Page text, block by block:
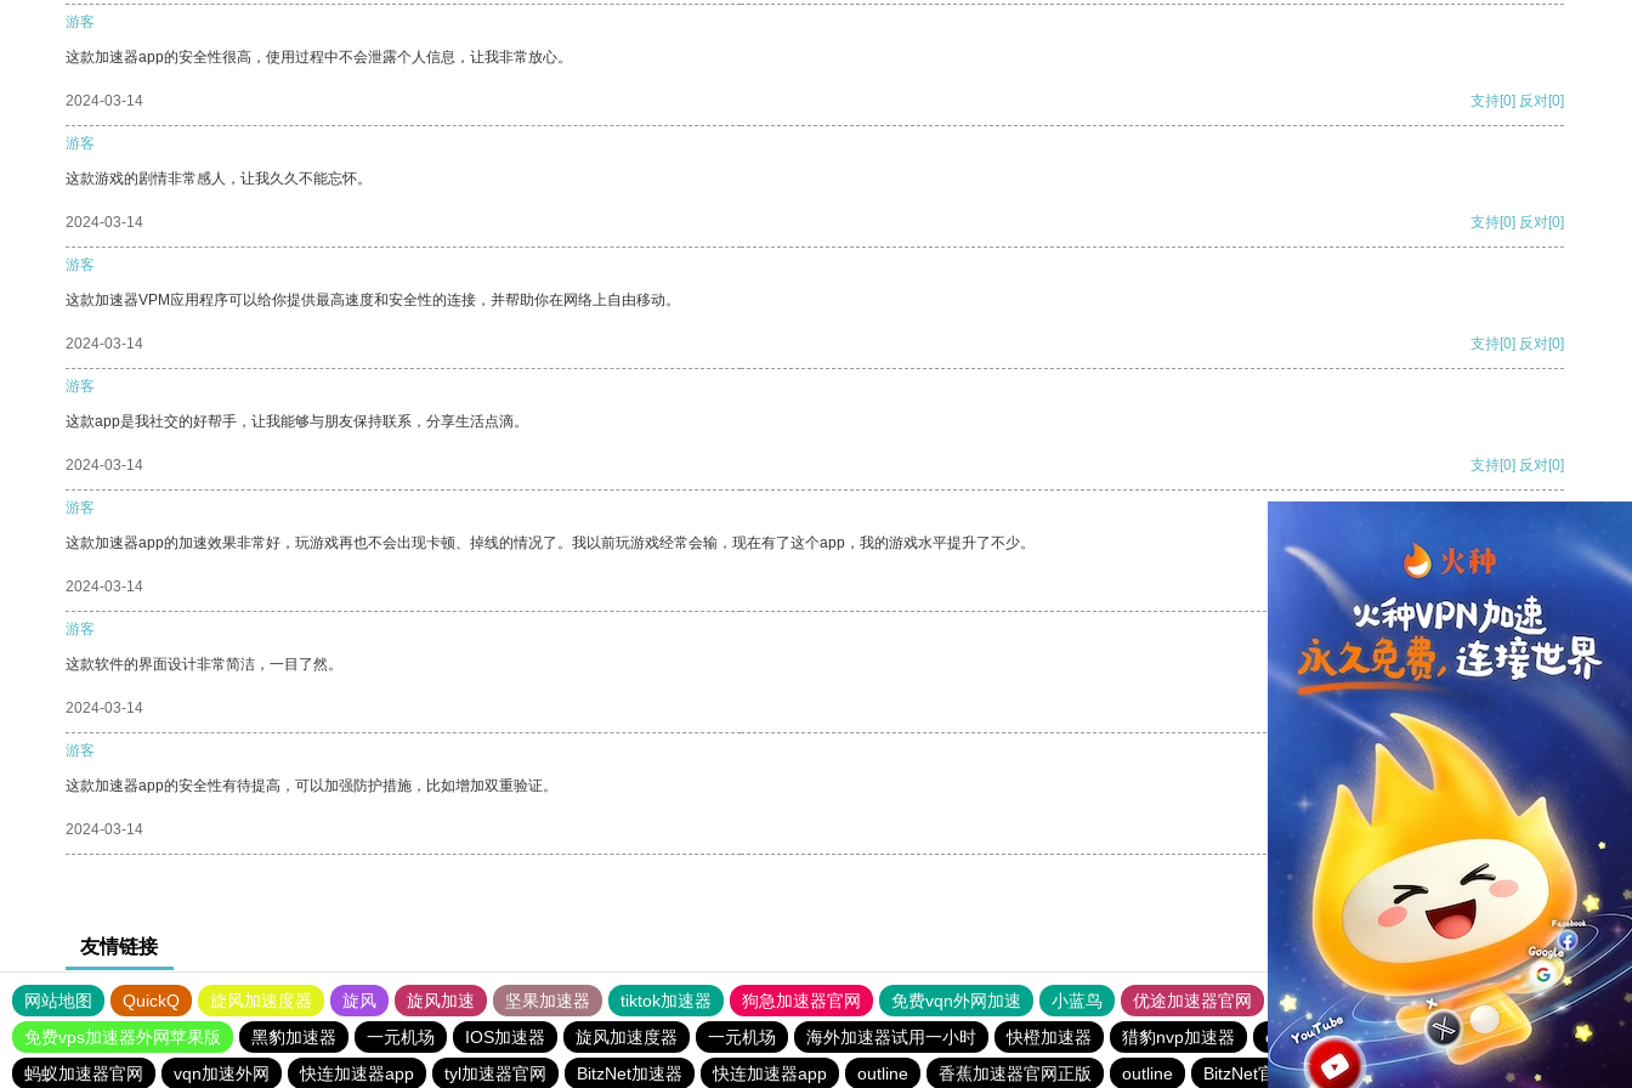
游客
这款加速器app的安全性很高，使用过程中不会泄露个人信息，让我非常放心。
2024-03-14 支持[0] 反对[0]
游客
这款游戏的剧情非常感人，让我久久不能忘怀。
2024-03-14 支持[0] 反对[0]
游客
这款加速器VPM应用程序可以给你提供最高速度和安全性的连接，并帮助你在网络上自由移动。
2024-03-14 支持[0] 反对[0]
游客
这款app是我社交的好帮手，让我能够与朋友保持联系，分享生活点滴。
2024-03-14 支持[0] 反对[0]
游客
这款加速器app的加速效果非常好，玩游戏再也不会出现卡顿、掉线的情况了。我以前玩游戏经常会输，现在有了这个app，我的游戏水平提升了不少。
2024-03-14
游客
这款软件的界面设计非常简洁，一目了然。
2024-03-14 反对
游客
这款加速器app的安全性有待提高，可以加强防护措施，比如增加双重验证。
2024-03-14 反对[0]
友情链接
网站地图 QuickQ 旋风加速度器 旋风 旋风加速 坚果加速器 tiktok加速器 狗急加速器官网 免费vqn外网加速 小蓝鸟 优途加速器官网 风驰加速器 旋风加速器
八戒看书
免费vps加速器外网苹果版
黑豹加速器 一元机场 IOS加速器 旋风加速度器 一元机场 海外加速器试用一小时 快橙加速器 猎豹nvp加速器 outline outline ios加速器
outline
蚂蚁加速器官网
vqn加速外网 快连加速器app tyl加速器官网 BitzNet加速器 快连加速器app outline 香蕉加速器官网正版 outline BitzNet官网 安易加速器 快联加速器